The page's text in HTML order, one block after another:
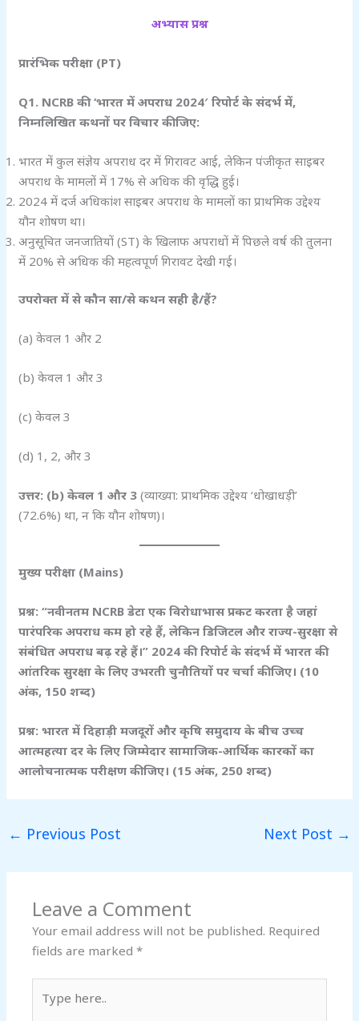
अभ्यास प्रश्न
प्रारंभिक परीक्षा (PT)
Q1. NCRBकी ‘भारत में अपराध 2024′रिपोर्ट के संदर्भ में,
निम्नलिखित कथनों पर विचार कीजिए:
भारत में कुल संज्ञेय अपराध दर में गिरावट आई, लेकिन पंजीकृत साइबर
अपराध के मामलों में 17% से अधिक की वृद्धि हुई।
2024 में दर्ज अधिकांश साइबर अपराध के मामलों का प्राथमिक उद्देश्य
यौन शोषण था।
अनुसूचित जनजातियों (ST) के खिलाफ अपराधों में पिछले वर्ष की तुलना
में 20% से अधिक की महत्वपूर्ण गिरावट देखी गई।
उपरोक्त में से कौन सा/से कथन सही है/हैं?
(a) केवल 1 और 2
(b) केवल 1 और 3
(c) केवल 3
(d) 1, 2, और 3
उत्तर: (b)केवल 1और 3 (व्याख्या: प्राथमिक उद्देश्य ‘धोखाधड़ी’
(72.6%) था, न कि यौन शोषण)।
मुख्य परीक्षा (Mains)
प्रश्न: “नवीनतम NCRBडेटा एक विरोधाभास प्रकट करता है जहां
पारंपरिक अपराध कम हो रहे हैं,लेकिन डिजिटल और राज्य-सुरक्षा से
संबंधित अपराध बढ़ रहे हैं।” 2024की रिपोर्ट के संदर्भ में भारत की
आंतरिक सुरक्षा के लिए उभरती चुनौतियों पर चर्चा कीजिए। (10
अंक, 150शब्द)
प्रश्न: भारत में दिहाड़ी मजदूरों और कृषि समुदाय के बीच उच्च
आत्महत्या दर के लिए जिम्मेदार सामाजिक-आर्थिक कारकों का
आलोचनात्मक परीक्षण कीजिए। (15अंक, 250शब्द)
← Previous Post Next Post →
Leave a Comment
Your email address will not be published. Required
fields are marked*
here..